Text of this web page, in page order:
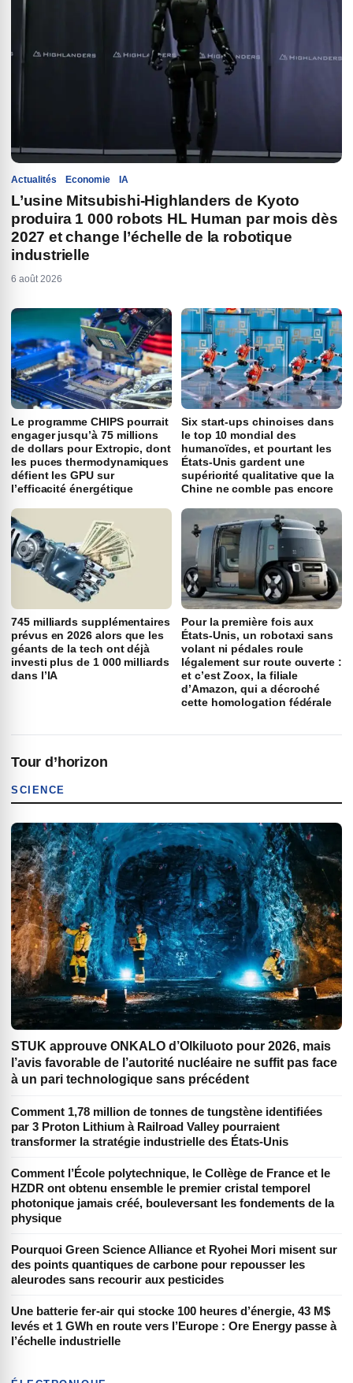
Actualités Economie IA
L’usine Mitsubishi-Highlanders de Kyoto
produira 1 000 robots HL Human par mois dès
2027 et change l’échelle de la robotique
industrielle
6 août 2026
Le programme CHIPS pourrait
engager jusqu’à 75 millions
de dollars pour Extropic, dont
les puces thermodynamiques
défient les GPU sur
l’efficacité énergétique
Six start-ups chinoises dans
le top 10 mondial des
humanoïdes, et pourtant les
États-Unis gardent une
supériorité qualitative que la
Chine ne comble pas encore
745 milliards supplémentaires
prévus en 2026 alors que les
géants de la tech ont déjà
investi plus de 1 000 milliards
dans l’IA
Pour la première fois aux
États-Unis, un robotaxi sans
volant ni pédales roule
légalement sur route ouverte :
et c’est Zoox, la filiale
d’Amazon, qui a décroché
cette homologation fédérale
Tour d’horizon
SCIENCE
STUK approuve ONKALO d’Olkiluoto pour 2026, mais
l’avis favorable de l’autorité nucléaire ne suffit pas face
à un pari technologique sans précédent
Comment 1,78 million de tonnes de tungstène identifiées
par 3 Proton Lithium à Railroad Valley pourraient
transformer la stratégie industrielle des États-Unis
Comment l’École polytechnique, le Collège de France et le
HZDR ont obtenu ensemble le premier cristal temporel
photonique jamais créé, bouleversant les fondements de la
physique
Pourquoi Green Science Alliance et Ryohei Mori misent sur
des points quantiques de carbone pour repousser les
aleurodes sans recourir aux pesticides
Une batterie fer-air qui stocke 100 heures d’énergie, 43 M$
levés et 1 GWh en route vers l’Europe : Ore Energy passe à
l’échelle industrielle